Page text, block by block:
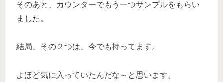
そのあと、カウンターでもう一つサンプルをもらい
ました。
結局、その２つは、今でも持ってます。
よほど気に入っていたんだな～と思います。